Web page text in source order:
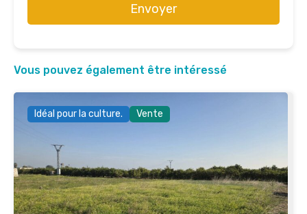
Envoyer
Vous pouvez également être intéressé
Idéal pour la culture. Vente